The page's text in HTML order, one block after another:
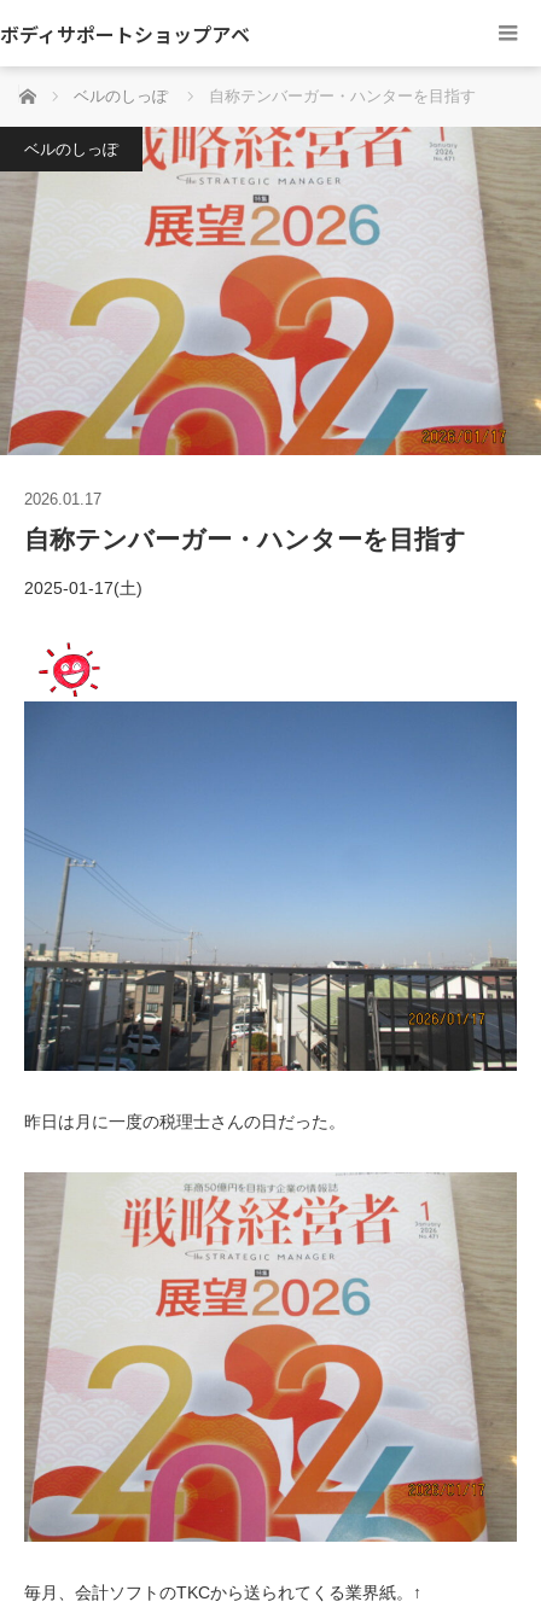
ボディサポートショップアベ
ホーム ベルのしっぽ 自称テンバーガー・ハンターを目指す
ベルのしっぽ
2026.01.17
自称テンバーガー・ハンターを目指す
2025-01-17(土)
昨日は月に一度の税理士さんの日だった。
毎月、会計ソフトのTKCから送られてくる業界紙。↑